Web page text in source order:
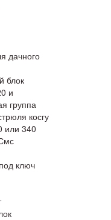
дачного
блок
и
группа
косгу
или 340
ключ